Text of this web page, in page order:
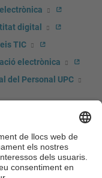
digital
TIC
electrònica
del Personal UPC
marxandatge
de premsa